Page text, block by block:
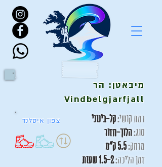
מיבאטן: הר
Vindbelgjarfjall
צפון איסלנד רמת קושי:קל-בינוני
סוג:הלוך-חזור
מרחק:
זמן הליכה:1.5-2 שעות